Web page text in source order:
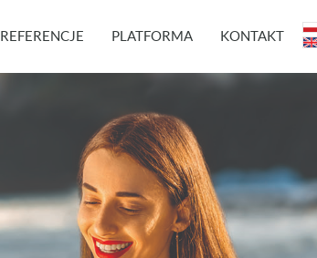
REFERENCJE PLATFORMA KONTAKT